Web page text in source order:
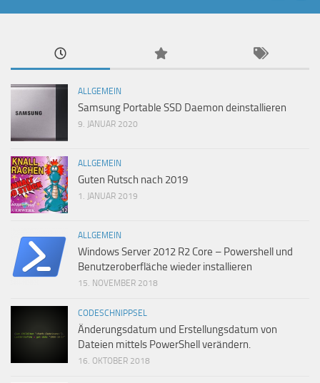
ALLGEMEIN
Samsung Portable SSD Daemon deinstallieren
9. JANUAR 2020
ALLGEMEIN
Guten Rutsch nach 2019
1. JANUAR 2019
ALLGEMEIN
Windows Server 2012 R2 Core – Powershell und
Benutzeroberfläche wieder installieren
15. NOVEMBER 2018
CODESCHNIPPSEL
Änderungsdatum und Erstellungsdatum von
Dateien mittels PowerShell verändern.
16. OKTOBER 2018